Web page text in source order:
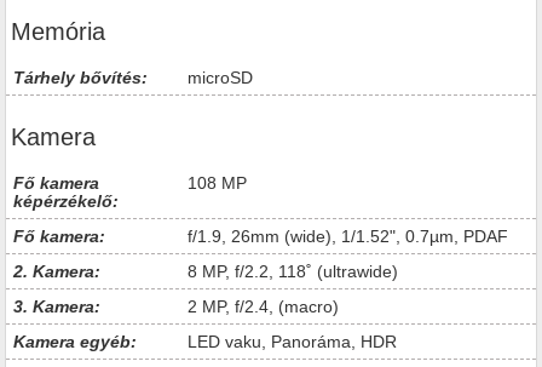
Memória
Tárhely bővítés: microSD
Kamera
Fő kamera
képérzékelő:
108 MP
Fő kamera:
f/1.9, 26mm (wide), 1/1.52", 0.7µm, PDAF
2. Kamera:
8 MP, f/2.2, 118˚ (ultrawide)
3. Kamera:
2 MP, f/2.4, (macro)
Kamera egyéb:
LED vaku, Panoráma, HDR